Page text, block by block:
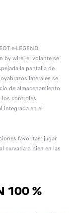
e-LEGEND
by wire. el volante se
la pantalla de
laterales se
de almacenamiento
los controles
integrada en el
favoritas: jugar
curvada o bien en las
100 %